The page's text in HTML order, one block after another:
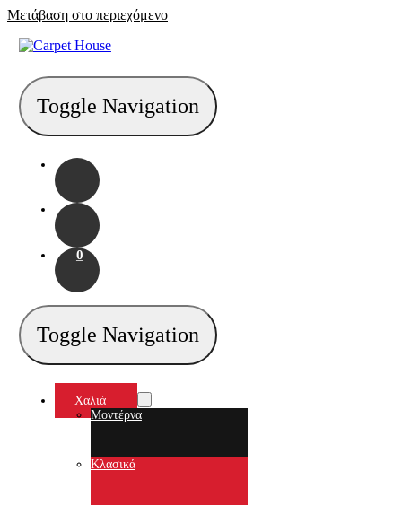
Μετάβαση στο περιεχόμενο
Toggle Navigation
0
Toggle Navigation
Χαλιά
Μοντέρνα
Κλασικά